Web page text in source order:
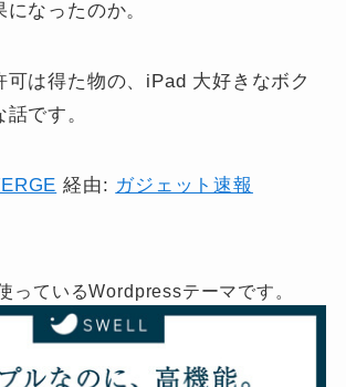
なったのか。
可は得た物の、iPad 大好きなボク
です。
経由: ガジェット速報
っているWordpressテーマです。